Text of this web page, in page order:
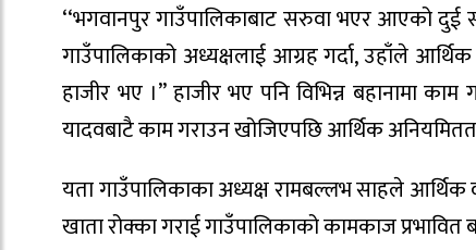
‘‘भगवानपुर गाउँपालिकाबाट सरुवा भएर आएको दुई
गाउँपालिकाको अध्यक्षलाई आग्रह गर्दा, उहाँले
हाजीर भए ।” हाजीर भए पनि विभिन्न बहानामा
यादवबाटै काम गराउन खोजिएपछि आर्थिक
यता गाउँपालिकाका अध्यक्ष रामबल्लभ साहले
खाता रोक्का गराई गाउँपालिकाको कामकाज